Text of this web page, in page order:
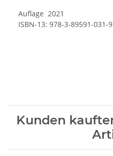
Auflage 2021
ISBN-13: 978-3-89591-031-
Kunden